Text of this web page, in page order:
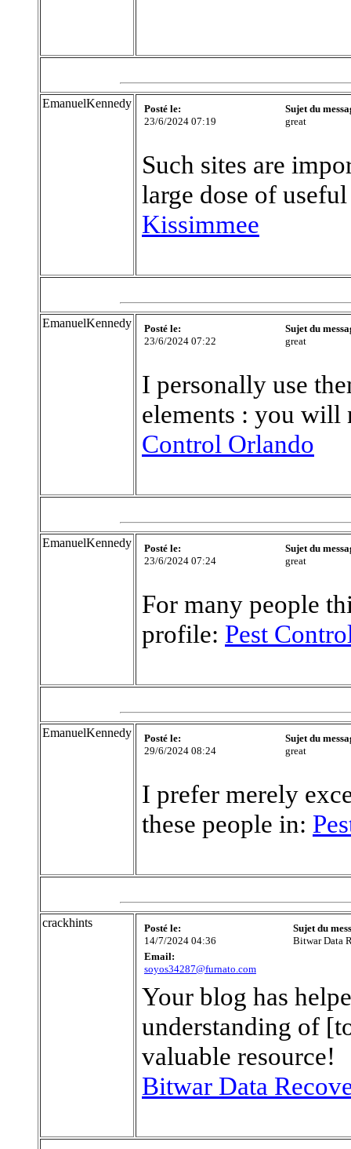
EmanuelKennedy
Posté le:
23/6/2024 07:19
Sujet du
great
Such sites are
large dose of
Kissimmee
EmanuelKennedy
Posté le:
23/6/2024 07:22
Sujet du
great
I personally use
elements : you
Control Orlando
EmanuelKennedy
Posté le:
23/6/2024 07:24
Sujet du
great
For many people
profile: Pest
EmanuelKennedy
Posté le:
29/6/2024 08:24
Sujet du
great
I prefer merely
these people in:
crackhints
Posté le:
14/7/2024 04:36
Sujet du
Bitwar Data
Email:
soyos34287@furnato.com
Your blog has
understanding of
valuable resource!
Bitwar Data